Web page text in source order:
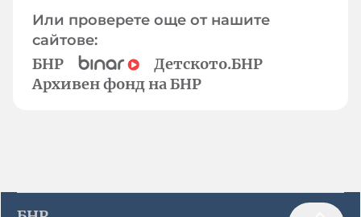
Или проверете още от нашите
сайтове:
БНР
Детското.БНР
Архивен фонд на БНР